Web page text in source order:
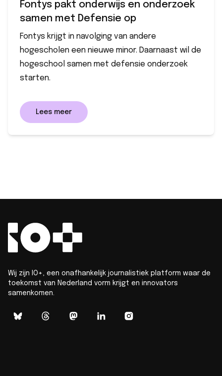
Fontys pakt onderwijs en onderzoek
samen met Defensie op
Fontys krijgt in navolging van andere
hogescholen een nieuwe minor. Daarnaast wil de
hogeschool samen met defensie onderzoek
starten.
Lees meer
Wij zijn IO+, een onafhankelijk journalistiek platform waar de
toekomst van Nederland vorm krijgt en innovators
samenkomen.